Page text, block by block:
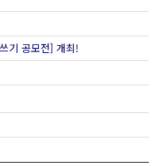
기 공모전] 개최!